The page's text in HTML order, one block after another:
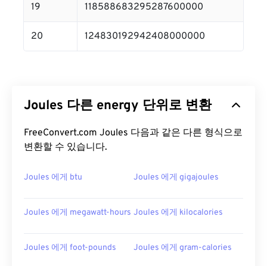
19 118588683295287600000
20 124830192942408000000
Joules 다른 energy 단위로 변환
FreeConvert.com Joules 다음과 같은 다른 형식으로
변환할 수 있습니다.
Joules 에게 btu Joules 에게 gigajoules
Joules 에게 megawatt-hours Joules 에게 kilocalories
Joules 에게 foot-pounds Joules 에게 gram-calories